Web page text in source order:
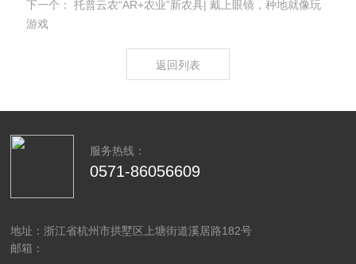
下一个：
托普云农“AR+农业”新农具| 戴上眼镜，种地就像玩
游戏
返回列表
服务热线：
0571-86056609
地址：浙江省杭州市拱墅区上塘街道溪居路182号
邮箱：